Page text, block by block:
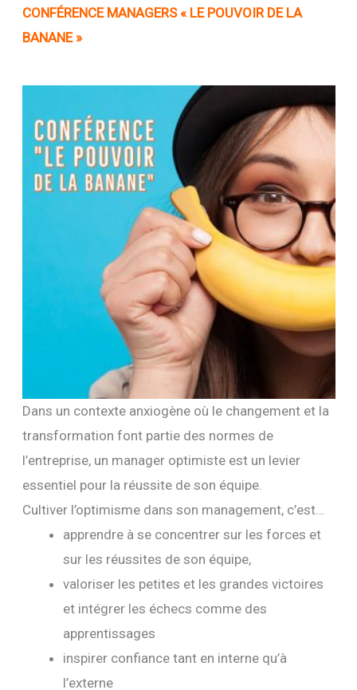
CONFÉRENCEMANAGERS « LE POUVOIR DE LA
BANANE »
Dans un contexte anxiogène où le changement et la
transformation font partie des normes de
l’entreprise, un manager optimiste est un levier
essentiel pour la réussite de son équipe.
Cultiver l’optimisme dans son management, c’est…
apprendre à se concentrer sur les forces et
sur les réussites de son équipe,
valoriser les petites et les grandes victoires
et intégrer les échecs comme des
apprentissages
inspirer confiance tant en interne qu’à
l’externe